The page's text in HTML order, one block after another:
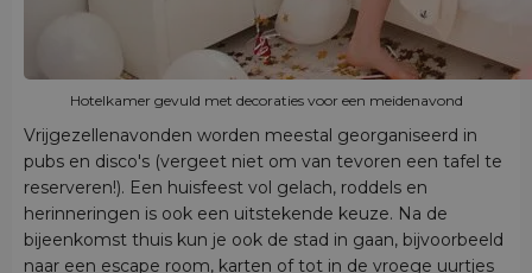
Hotelkamer gevuld met decoraties voor een meidenavond
Vrijgezellenavonden worden meestal georganiseerd in
pubs en disco's (vergeet niet om van tevoren een tafel te
reserveren!). Een huisfeest vol gelach, roddels en
herinneringen is ook een uitstekende keuze. Na de
bijeenkomst thuis kun je ook de stad in gaan, bijvoorbeeld
naar een escape room, karten of tot in de vroege uurtjes